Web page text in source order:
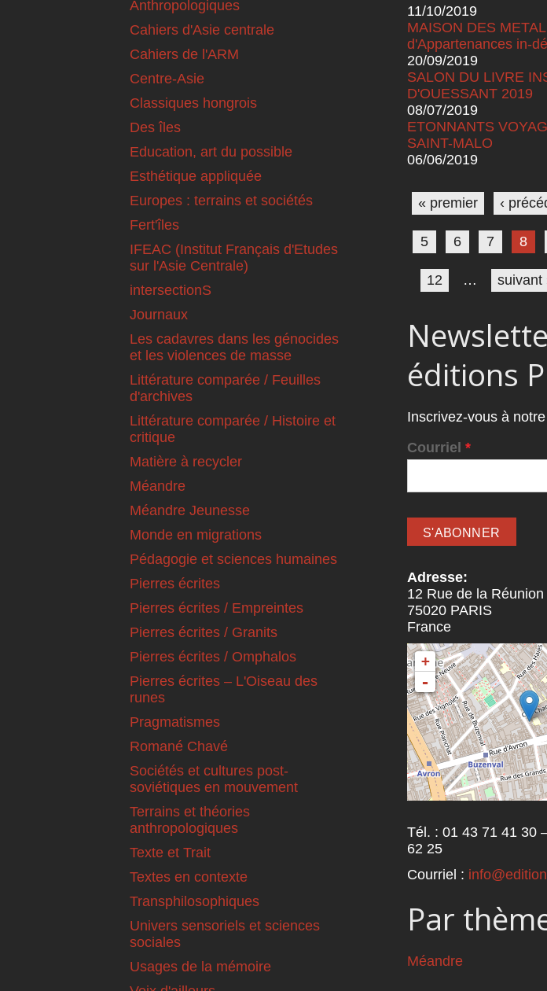
Anthropologiques
Cahiers d'Asie centrale
Cahiers de l'ARM
Centre-Asie
Classiques hongrois
Des îles
Education, art du possible
Esthétique appliquée
Europes : terrains et sociétés
Fert'îles
IFEAC (Institut Français d'Etudes
sur l'Asie Centrale)
intersectionS
Journaux
Les cadavres dans les génocides
et les violences de masse
Littérature comparée / Feuilles
d'archives
Littérature comparée / Histoire et
critique
Matière à recycler
Méandre
Méandre Jeunesse
Monde en migrations
Pédagogie et sciences humaines
Pierres écrites
Pierres écrites / Empreintes
Pierres écrites / Granits
Pierres écrites / Omphalos
Pierres écrites – L'Oiseau des
runes
Pragmatismes
Romané Chavé
Sociétés et cultures post-
soviétiques en mouvement
Terrains et théories
anthropologiques
Texte et Trait
Textes en contexte
Transphilosophiques
Univers sensoriels et sciences
sociales
Usages de la mémoire
11/10/2019
MAISON DES
d'Appartenances in-
20/09/2019
SALON DU LIVRE
D'OUESSANT 2019
08/07/2019
ETONNANTS
SAINT-MALO
06/06/2019
Pages
« premier ‹
5 6 7 8
12 … suivant
éditions
Inscrivez-vous à
Courriel *
Adresse:
12 Rue de la Réunion
75020 PARIS
France
+
-
Tél. : 01 43 71 41 30
62 25
Courriel :
Par
Méandre